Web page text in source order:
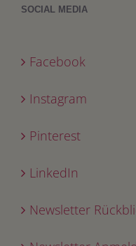
SOCIAL MEDIA
Facebook
Instagram
Pinterest
LinkedIn
Newsletter